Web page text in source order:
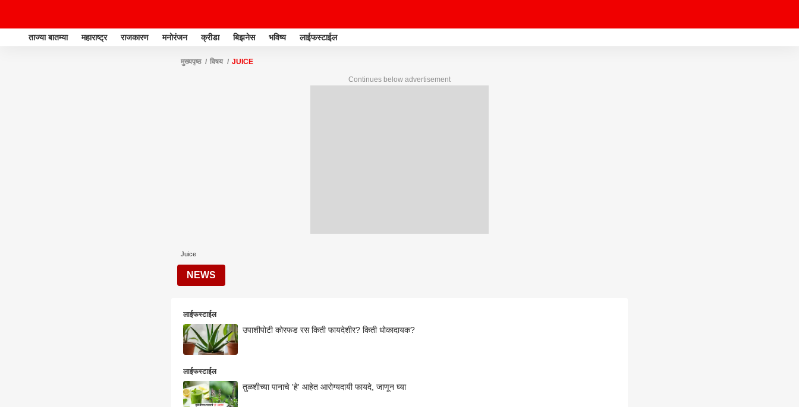
ताज्या बातम्या महाराष्ट्र राजकारण मनोरंजन क्रीडा बिझनेस भविष्य लाईफस्टाईल
मुख्यपृष्ठ विषय JUICE
Continues below advertisement
Juice
NEWS
लाईफस्टाईल
उपाशीपोटी कोरफड रस किती फायदेशीर? किती धोकादायक?
लाईफस्टाईल
तुळशीच्या पानाचे 'हे' आहेत आरोग्यदायी फायदे, जाणून घ्या